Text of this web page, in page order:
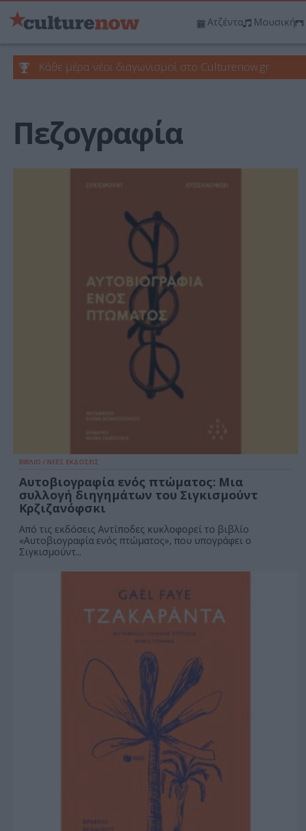
Ατζέντα Μουσική
Κάθε μέρα νέοι διαγωνισμοί στο Culturenow.gr
Πεζογραφία
ΒΙΒΛΙΟ / ΝΕΕΣ ΕΚΔΟΣΕΙΣ
Αυτοβιογραφία ενός πτώματος: Μια
συλλογή διηγημάτων του Σιγκισμούντ
Κρζιζανόφσκι
Από τις εκδόσεις Αντίποδες κυκλοφορεί το βιβλίο
«Αυτοβιογραφία ενός πτώματος», που υπογράφει ο
Σιγκισμούντ...